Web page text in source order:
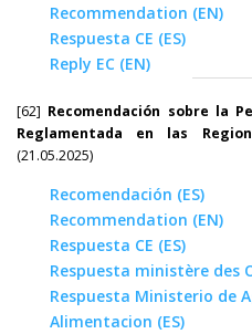
Recommendation (EN)
Respuesta CE (ES)
Reply EC (EN)
[62] Recomendación sobre la
Reglamentada
en las
(21.05.2025)
Recomendación (ES)
Recommendation (EN)
Respuesta CE (ES)
Respuesta ministère des
Respuesta Ministerio de
Alimentacion (ES)